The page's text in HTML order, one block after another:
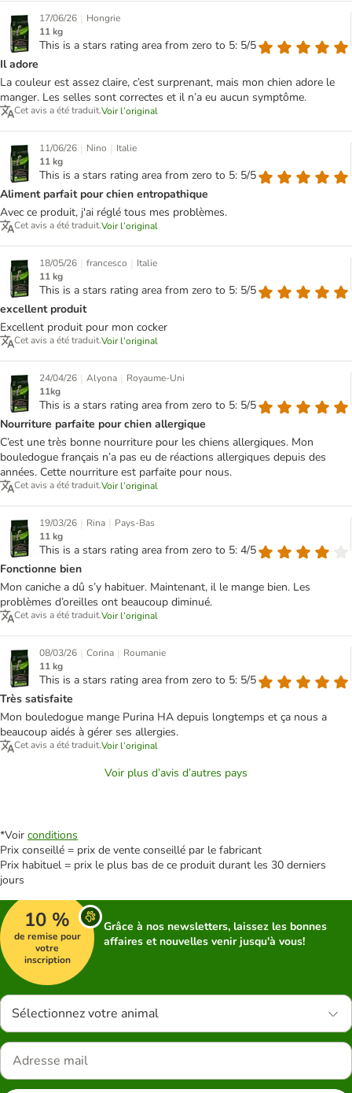
17/06/26 | Hongrie
11 kg
This is a stars rating area from zero to 5: 5/5
Il adore
La couleur est assez claire, c’est surprenant, mais mon chien adore le
manger. Les selles sont correctes et il n’a eu aucun symptôme.
Cet avis a été traduit.Voir l’original
11/06/26 | Nino | Italie
11 kg
This is a stars rating area from zero to 5: 5/5
Aliment parfait pour chien entropathique
Avec ce produit, j'ai réglé tous mes problèmes.
Cet avis a été traduit.Voir l’original
18/05/26 | francesco | Italie
11 kg
This is a stars rating area from zero to 5: 5/5
excellent produit
Excellent produit pour mon cocker
Cet avis a été traduit.Voir l’original
24/04/26 | Alyona | Royaume-Uni
11kg
This is a stars rating area from zero to 5: 5/5
Nourriture parfaite pour chien allergique
C’est une très bonne nourriture pour les chiens allergiques. Mon
bouledogue français n’a pas eu de réactions allergiques depuis des
années. Cette nourriture est parfaite pour nous.
Cet avis a été traduit.Voir l’original
19/03/26 | Rina | Pays-Bas
11 kg
This is a stars rating area from zero to 5: 4/5
Fonctionne bien
Mon caniche a dû s’y habituer. Maintenant, il le mange bien. Les
problèmes d’oreilles ont beaucoup diminué.
Cet avis a été traduit.Voir l’original
08/03/26 | Corina | Roumanie
11 kg
This is a stars rating area from zero to 5: 5/5
Très satisfaite
Mon bouledogue mange Purina HA depuis longtemps et ça nous a
beaucoup aidés à gérer ses allergies.
Cet avis a été traduit.Voir l’original
Voir plus d’avis d’autres pays
*Voir conditions
Prix conseillé = prix de vente conseillé par le fabricant
Prix habituel = prix le plus bas de ce produit durant les 30 derniers
jours
10 %
de remise pour
votre
inscription
Grâce à nos newsletters, laissez les bonnes
affaires et nouvelles venir jusqu'à vous!
Sélectionnez votre animal